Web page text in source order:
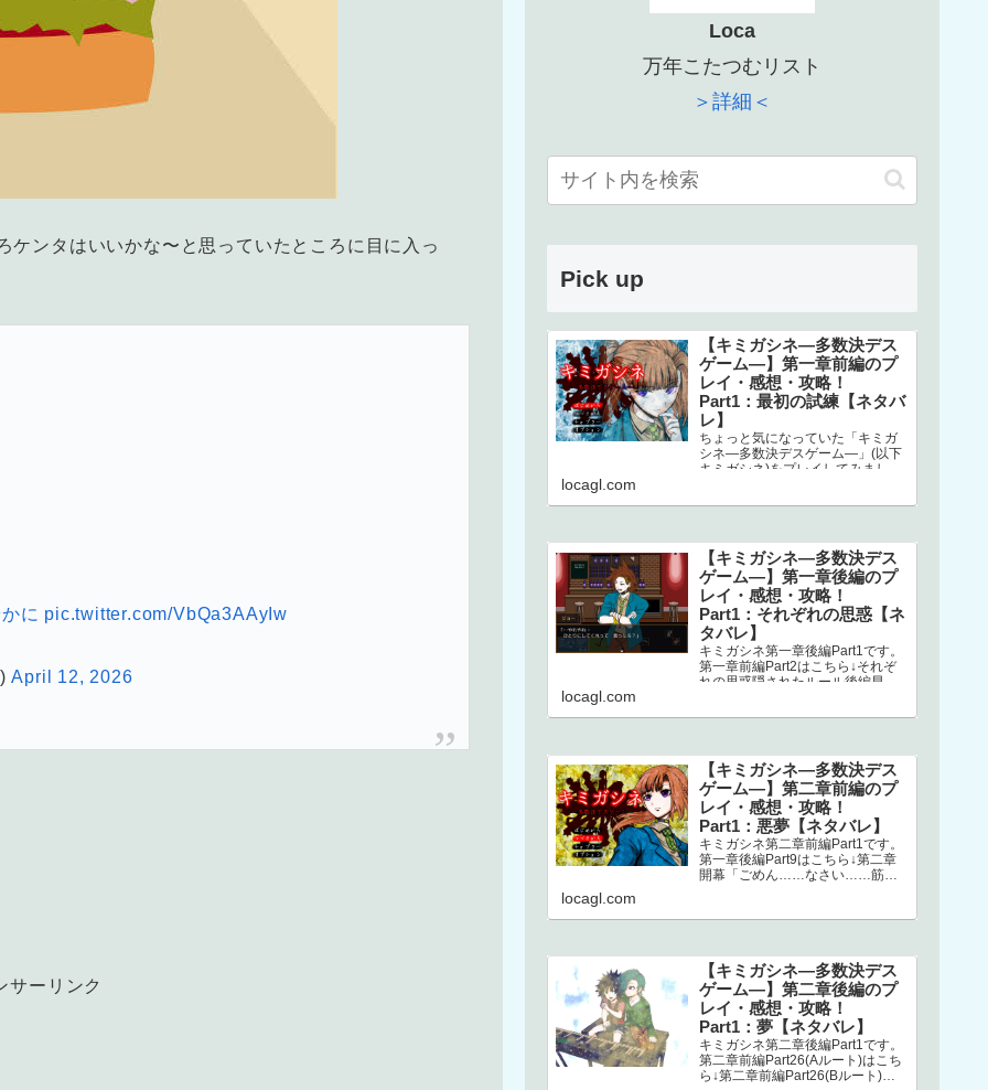
ンタはいいかな〜と思っていたところに目に入っ
に pic.twitter.com/VbQa3AAyIw
April 12, 2026
サーリンク
Loca
万年こたつむリスト
＞詳細＜
Pick up
【キミガシネ―多数決デス
ゲーム―】第一章前編のプ
レイ・感想・攻略！
Part1：最初の試練【ネタバ
レ】
ちょっと気になっていた「キミガ
シネ―多数決デスゲーム―」(以下
キミガシネ)をプレイしてみまし
locagl.com
【キミガシネ―多数決デス
ゲーム―】第一章後編のプ
レイ・感想・攻略！
Part1：それぞれの思惑【ネ
タバレ】
キミガシネ第一章後編Part1です。
第一章前編Part2はこちら↓それぞ
れの思惑隠されたルール後編早々
locagl.com
【キミガシネ―多数決デス
ゲーム―】第二章前編のプ
レイ・感想・攻略！
Part1：悪夢【ネタバレ】
キミガシネ第二章前編Part1です。
第一章後編Part9はこちら↓第二章
開幕「ごめん……なさい……筋肉
ら…
locagl.com
【キミガシネ―多数決デス
ゲーム―】第二章後編のプ
レイ・感想・攻略！
Part1：夢【ネタバレ】
キミガシネ第二章後編Part1です。
第二章前編Part26(Aルート)はこち
ら↓第二章前編Part26(Bルート)は